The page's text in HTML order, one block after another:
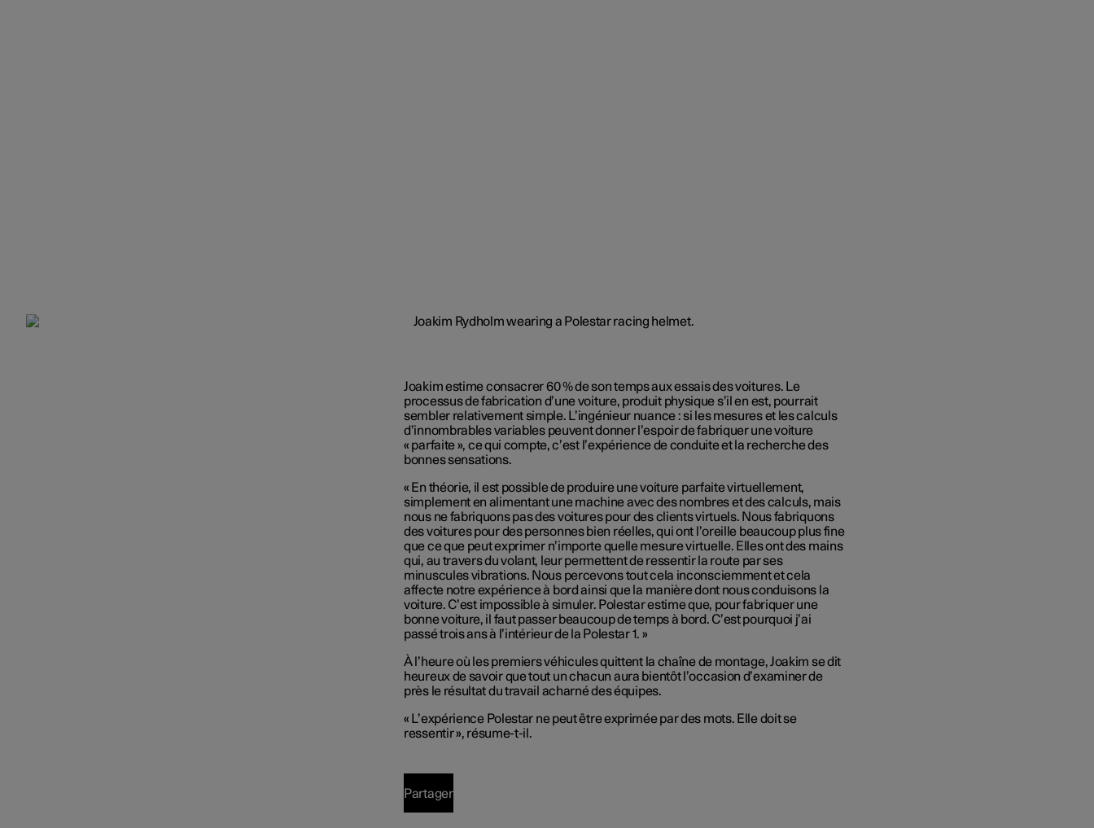
Joakim estimeconsacrer60% de son temps auxessaisdes voitures. Le
processus de fabrication d’unevoiture, produit physiques’il en est, pourrait
sembler relativement simple. L’ingénieur nuance : si les mesures et les calculs
d’innombrablesvariables peuvent donner l’espoirde fabriquer une voiture
« parfaite », ce qui compte,c’est l’expériencede conduite et la recherche des
bonnes sensations.
« En théorie, il est possible de produire une voiture parfaite virtuellement,
simplement en alimentant une machine avec des nombres et des calculs, mais
nous ne fabriquons pas des voitures pour des clients virtuels. Nous fabriquons
des voitures pour des personnes bien réelles,quiont l’oreille beaucoup plus fine
que ce que peut exprimer n’importequelle mesure virtuelle. Elles ont des mains
qui, au travers du volant, leur permettent de ressentir la route par ses
minuscules vibrations. Nous percevons tout cela inconsciemmentet cela
affecte notre expérience à bordainsi quela manièredont nous conduisons la
voiture. C’estimpossible à simuler. Polestar estime que, pour fabriquer une
bonne voiture, il faut passer beaucoup de temps à bord. C’estpourquoi j’ai
passé trois ans à l’intérieurde la Polestar 1. »
À l’heureoù les premiers véhicules quittent la chaîne de montage,Joakim se dit
heureux de savoir que tout un chacun aura bientôt l’occasion d’examinerde
près le résultat du travail acharné des équipes.
« L’expériencePolestar ne peut être exprimée par des mots. Elle doitse
ressentir», résume-t-il.
Partager